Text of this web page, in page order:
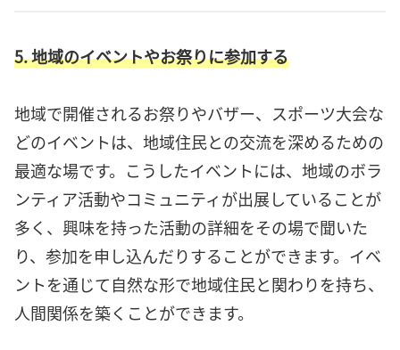
5. 地域のイベントやお祭りに参加する
地域で開催されるお祭りやバザー、スポーツ大会な
どのイベントは、地域住民との交流を深めるための
最適な場です。こうしたイベントには、地域のボラ
ンティア活動やコミュニティが出展していることが
多く、興味を持った活動の詳細をその場で聞いた
り、参加を申し込んだりすることができます。イベ
ントを通じて自然な形で地域住民と関わりを持ち、
人間関係を築くことができます。